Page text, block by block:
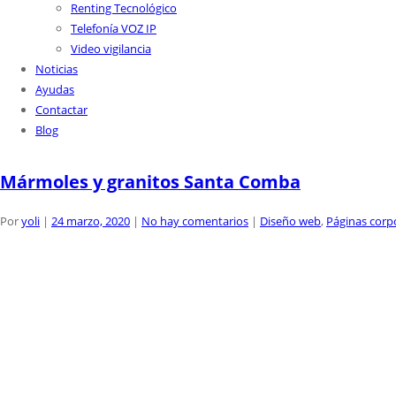
Renting Tecnológico
Telefonía VOZ IP
Video vigilancia
Noticias
Ayudas
Contactar
Blog
Mármoles y granitos Santa Comba
Poryoli | 24 marzo, 2020 | No hay comentarios | Diseño web, Páginas